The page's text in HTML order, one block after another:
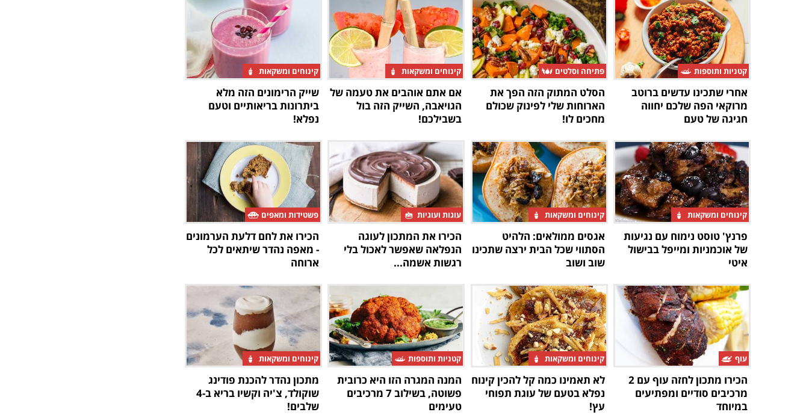
קטניות ותוספות
אחרי שתכינו עדשים ברוטב
מרוקאי הפה שלכם יחווה
חגיגה של טעם
פתיחה וסלטים
הסלט המתוק הזה הפך את
הארוחות שלי לפינוק שכולם
מחכים לו!
קינוחים ומשקאות
אם אתם אוהבים את טעמה של
הגויאבה, השייק הזה בול
בשבילכם!
קינוחים ומשקאות
שייק הרימונים הזה מלא
ביתרונות בריאותיים וטעם
נפלא!
קינוחים ומשקאות
פרנץ' טוסט נימוח עם נגיעות
של אוכמניות ומייפל בבישול
איטי
קינוחים ומשקאות
אגסים ממולאים: הלהיט
הסתווי שכל הבית ירצה שתכינו
שוב ושוב
עוגות ועוגיות
הכירו את המתכון לעוגה
הנפלאה שאפשר לאכול בלי
רגשות אשמה...
פשטידות ומאפים
הכירו את לחם דלעת הערמונים
- מאפה נהדר שיתאים לכל
ארוחה
עוף
הכירו מתכון לחזה עוף עם 2
מרכיבים סודיים ומפתיעים
במיוחד
קינוחים ומשקאות
לא תאמינו כמה קל להכין קינוח
נפלא בטעם של עוגת תפוחי
עץ!
קטניות ותוספות
המנה המגרה הזו היא כרובית
פשוטה, בשילוב 7 מרכיבים
טעימים
קינוחים ומשקאות
מתכון נהדר להכנת פודינג
שוקולד, צ'יה וקשיו בריא ב-4
שלבים!